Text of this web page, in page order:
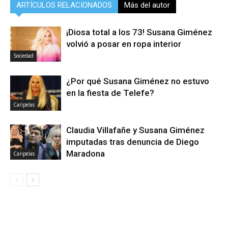
ARTÍCULOS RELACIONADOS Más del autor
Sociedad
¡Diosa total a los 73! Susana Giménez
volvió a posar en ropa interior
Caripelas
¿Por qué Susana Giménez no estuvo
en la fiesta de Telefe?
Caripelas
Claudia Villafañe y Susana Giménez
imputadas tras denuncia de Diego
Maradona